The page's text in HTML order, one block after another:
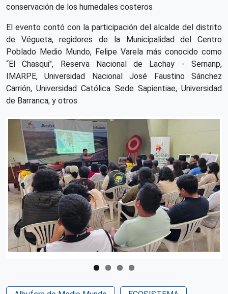
conservación de los humedales costeros
El evento contó con la participación del alcalde del distrito
de Végueta, regidores de la Municipalidad del Centro
Poblado Medio Mundo, Felipe Varela más conocido como
“El Chasqui", Reserva Nacional de Lachay - Sernanp,
IMARPE, Universidad Nacional José Faustino Sánchez
Carrión, Universidad Católica Sede Sapientiae, Universidad
de Barranca, y otros